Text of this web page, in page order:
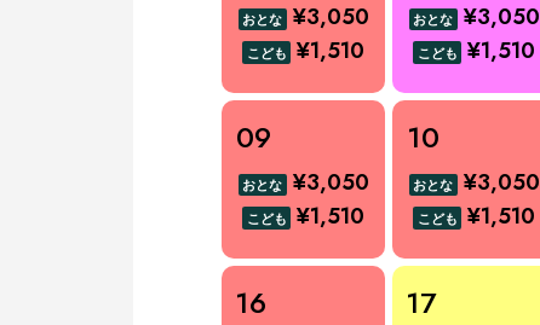
おとな ¥3,050
こども ¥1,510
おとな ¥3,050
こども ¥1,510
09
おとな ¥3,050
こども ¥1,510
10
おとな ¥3,050
こども ¥1,510
16 17